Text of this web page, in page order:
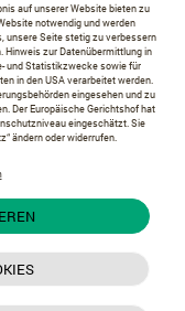
auf unserer Website bieten zu
notwendig und werden
unsere Seite stetig zu verbessern
Hinweis zur Datenübermittlung in
und Statistikzwecke sowie für
in den USA verarbeitet werden.
eingesehen und zu
Der Europäische Gerichtshof hat
eingeschätzt. Sie
ändern oder widerrufen.